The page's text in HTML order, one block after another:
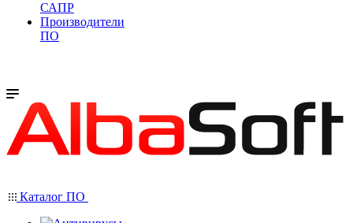
САПР
Производители
ПО
Каталог ПО